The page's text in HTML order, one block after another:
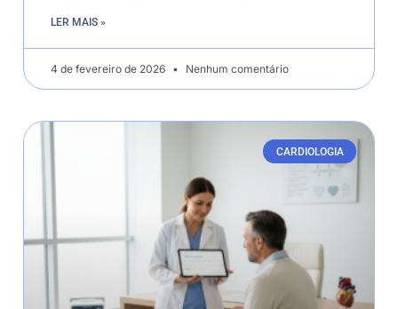
LER MAIS »
4 de fevereiro de 2026 Nenhum comentário
CARDIOLOGIA